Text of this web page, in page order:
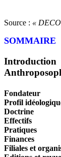
Source : «
SOMMAIRE
Introduction
Fondateur
Profil
Doctrine
Effectifs
Pratiques
Finances
Filiales et